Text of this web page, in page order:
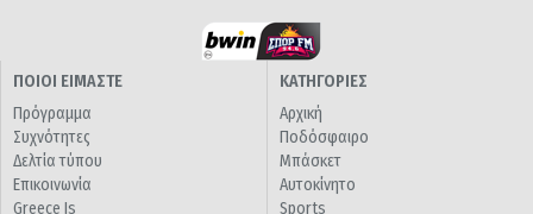
ΠΟΙΟΙ ΕΙΜΑΣΤΕ
Πρόγραμμα
Συχνότητες
Δελτία τύπου
Επικοινωνία
Greece Is
ΚΑΤΗΓΟΡΙΕΣ
Αρχική
Ποδόσφαιρο
Μπάσκετ
Αυτοκίνητο
Sports